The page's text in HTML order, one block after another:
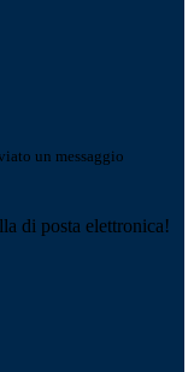
un messaggio
di posta elettronica!